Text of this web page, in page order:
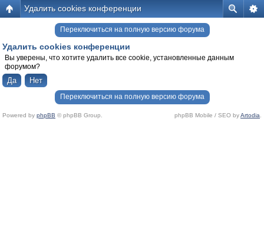
Удалить cookies конференции
Переключиться на полную версию форума
Удалить cookies конференции
Вы уверены, что хотите удалить все cookie, установленные данным
форумом?
Переключиться на полную версию форума
Powered by phpBB © phpBB Group. phpBB Mobile / SEO byArtodia